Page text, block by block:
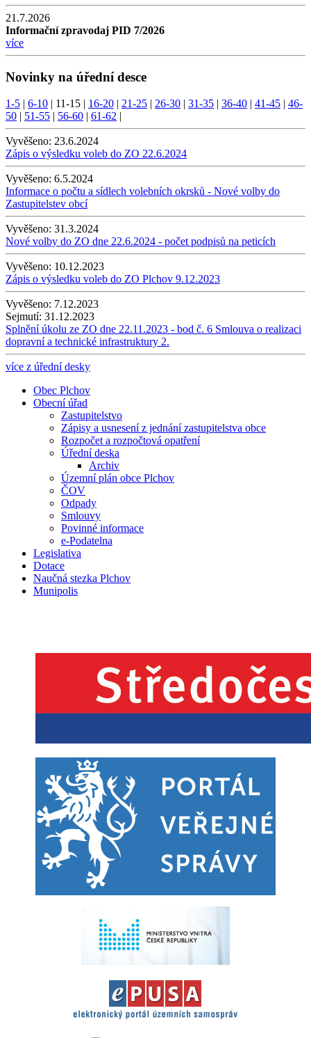
21.7.2026
Informační zpravodaj PID 7/2026
více
Novinky na úřední desce
1-5 6-10 11-15 16-20 21-25 26-30 31-35 36-40 41-45
46-
50
51-55 56-60 61-62
Vyvěšeno: 23.6.2024
Zápis o výsledku voleb do ZO 22.6.2024
Vyvěšeno: 6.5.2024
Informace o počtu a sídlech volebních okrsků - Nové volby do
Zastupitelstev obcí
Vyvěšeno: 31.3.2024
Nové volby do ZO dne 22.6.2024 - počet podpisů na peticích
Vyvěšeno: 10.12.2023
Zápis o výsledku voleb do ZO Plchov 9.12.2023
Vyvěšeno: 7.12.2023
Sejmutí: 31.12.2023
Splnění úkolu ze ZO dne 22.11.2023 - bod č. 6 Smlouva o realizaci
dopravní a technické infrastruktury 2.
více z úřední desky
Obec Plchov
Obecní úřad
Zastupitelstvo
Zápisy a usnesení z jednání zastupitelstva obce
Rozpočet a rozpočtová opatření
Úřední deska
Archiv
Územní plán obce Plchov
ČOV
Odpady
Smlouvy
Povinné informace
e-Podatelna
Legislativa
Dotace
Naučná stezka Plchov
Munipolis